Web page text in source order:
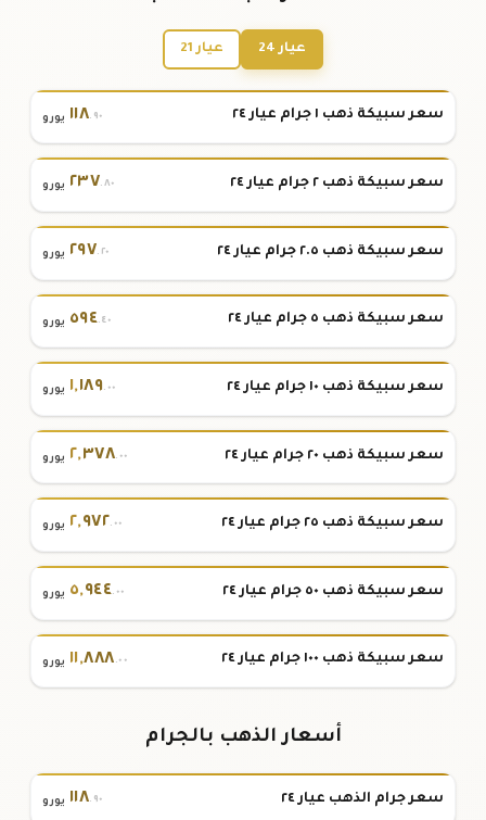
عيار 24 عيار 21
سعر سبيكة ذهب ١ جرام عيار ٢٤ ١١٨.٩٠ يورو
سعر سبيكة ذهب ٢ جرام عيار ٢٤ ٢٣٧.٨٠ يورو
سعر سبيكة ذهب ٢.٥ جرام عيار ٢٤ ٢٩٧.٢٠ يورو
سعر سبيكة ذهب ٥ جرام عيار ٢٤ ٥٩٤.٤٠ يورو
سعر سبيكة ذهب ١٠ جرام عيار ٢٤ ١,١٨٩.٠٠ يورو
سعر سبيكة ذهب ٢٠ جرام عيار ٢٤ ٢,٣٧٨.٠٠ يورو
سعر سبيكة ذهب ٢٥ جرام عيار ٢٤ ٢,٩٧٢.٠٠ يورو
سعر سبيكة ذهب ٥٠ جرام عيار ٢٤ ٥,٩٤٤.٠٠ يورو
سعر سبيكة ذهب ١٠٠ جرام عيار ٢٤ ١١,٨٨٨.٠٠ يورو
أسعار الذهب بالجرام
سعر جرام الذهب عيار ٢٤ ١١٨.٩٠ يورو